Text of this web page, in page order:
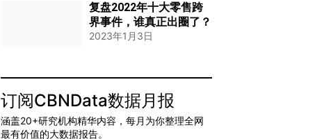
复盘2022年十大零售跨
界事件，谁真正出圈了？
2023年1月3日
订阅CBNData数据月报
涵盖20+研究机构精华内容，每月为你整理全网
最有价值的大数据报告。